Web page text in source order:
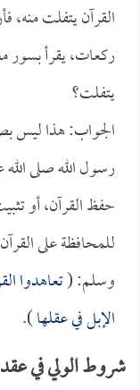
القرآن يتفلت منه،
ركعات، يقرأ بسور
يتفلت؟
الجواب: هذا
رسول الله صلى
حفظ القرآن، أو
للمحافظة على
وسلم: (تعاهدوا
الإبل في عقلها).
شروط الولي في